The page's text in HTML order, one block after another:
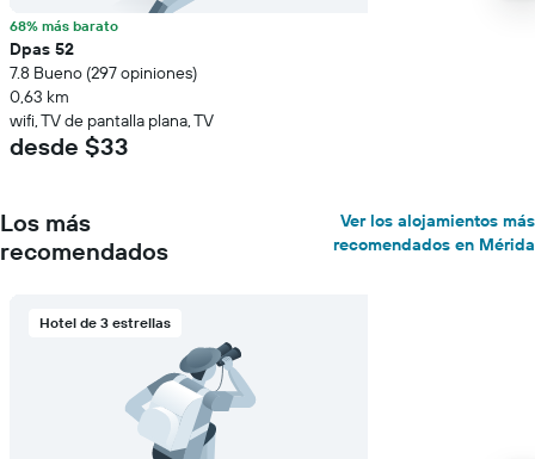
68% más barato
Dpas 52
7.8 Bueno (297 opiniones)
0,63 km
wifi, TV de pantalla plana, TV
desde $33
Los más
recomendados
Ver los alojamientos más
recomendados en Mérida
Hotel de 3 estrellas